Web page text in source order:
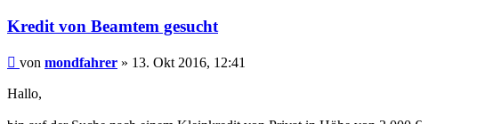
Kredit von Beamtem gesucht
Beitrag
von mondfahrer » 13. Okt 2016, 12:41
Hallo,